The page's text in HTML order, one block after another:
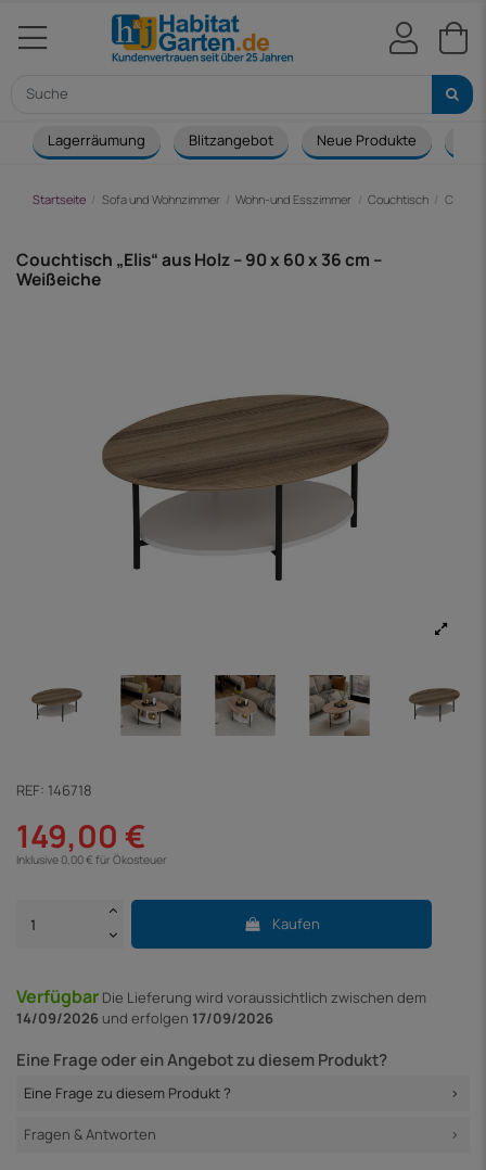
Lagerräumung Blitzangebot Neue Produkte
Startseite Sofa und Wohnzimmer Wohn-und Esszimmer Couchtisch
Couchtisch „Elis“ aus Holz – 90 x 60 x 36 cm –
Weißeiche
REF: 146718
149,00 €
Inklusive 0,00 € für Ökosteuer
Kaufen
Verfügbar Die Lieferung wird voraussichtlich zwischen dem
14/09/2026 und erfolgen 17/09/2026
Eine Frage oder ein Angebot zu diesem Produkt?
Eine Frage zu diesem Produkt ?
Fragen & Antworten